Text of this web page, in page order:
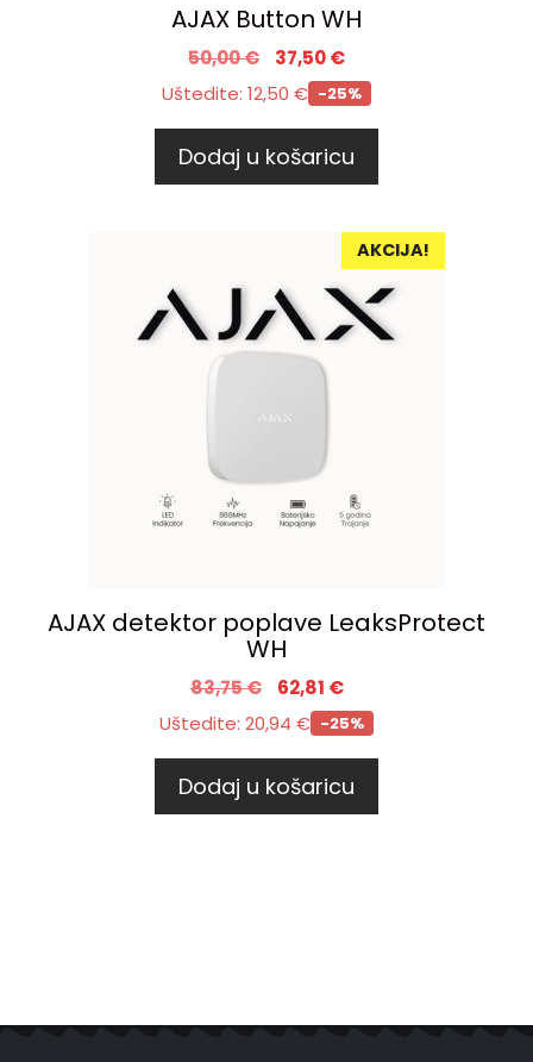
AJAX Button WH
50,00€ 37,50€
Uštedite: 12,50 € -25%
Dodaj u košaricu
AKCIJA!
AJAX detektor poplave LeaksProtect
WH
83,75€ 62,81 €
Uštedite: 20,94 € -25%
Dodaj u košaricu